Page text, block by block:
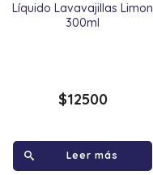
Líquido Lavavajillas Limon
300ml
$12500
Leer más